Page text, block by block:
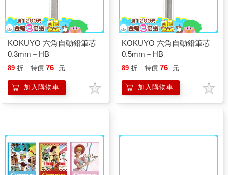
KOKUYO 六角自動鉛筆芯
0.3mm－HB
89 折 特價 76 元
加入購物車
KOKUYO 六角自動鉛筆芯
0.5mm－HB
89 折 特價 76 元
加入購物車